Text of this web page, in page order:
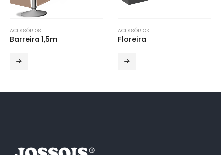
ACESSÓRIOS
Barreira 1,5m
ACESSÓRIOS
Floreira